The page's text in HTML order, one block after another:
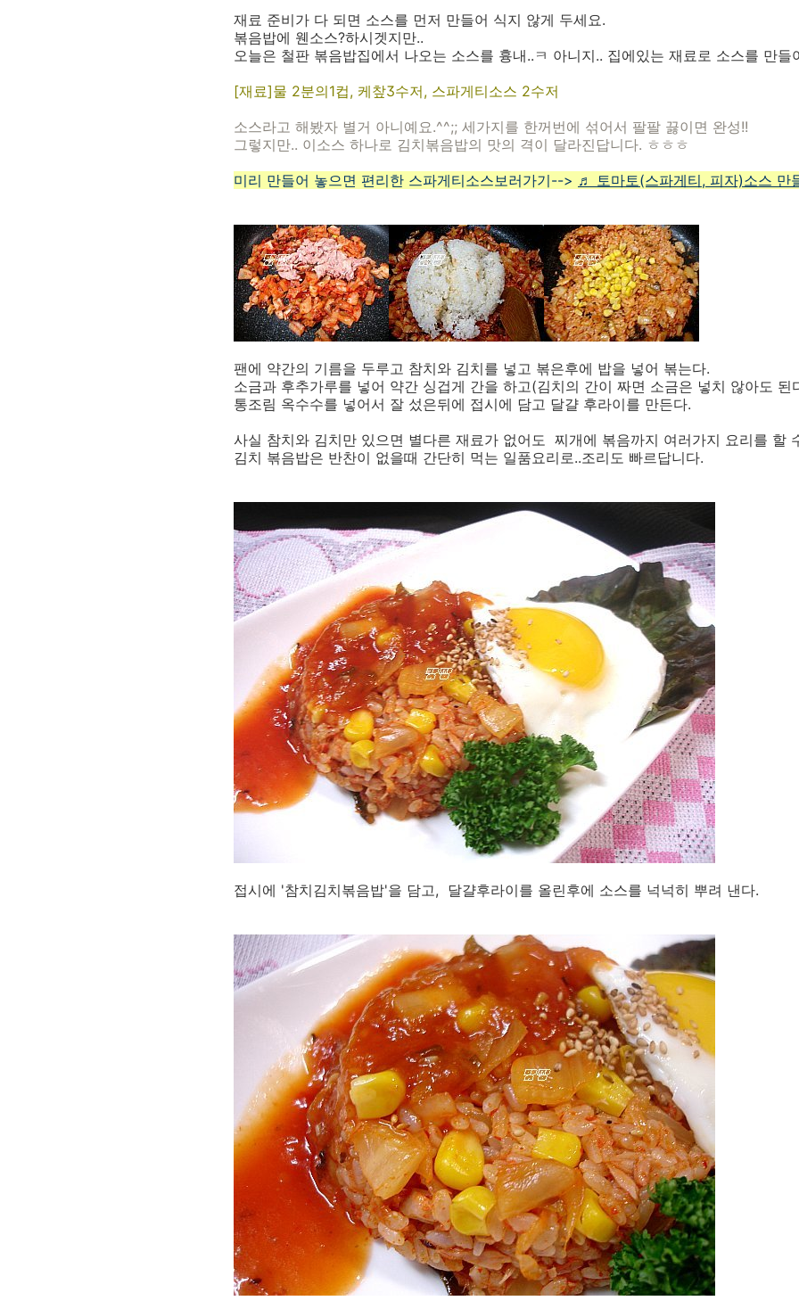
재료 준비가 다 되면 소스를 먼저 만들어 식지 않게 두세요.
볶음밥에 웬소스?하시겟지만..
오늘은 철판 볶음밥집에서 나오는 소스를 흉내..ㅋ 아니지.. 집에있는 재료로 소스를 만들
[재료]물 2분의1컵, 케챂3수저, 스파게티소스 2수저
소스라고 해봤자 별거 아니예요.^^;; 세가지를 한꺼번에 섞어서 팔팔 끓이면 완성!!
그렇지만.. 이소스 하나로 김치볶음밥의 맛의 격이 달라진답니다. ㅎㅎㅎ
미리 만들어 놓으면 편리한 스파게티소스보러가기--> ♬ 토마토(스파게티, 피자)소스 만
팬에 약간의 기름을 두루고 참치와 김치를 넣고 볶은후에 밥을 넣어 볶는다.
소금과 후추가루를 넣어 약간 싱겁게 간을 하고(김치의 간이 짜면 소금은 넣치 않아도 된
통조림 옥수수를 넣어서 잘 섰은뒤에 접시에 담고 달걀 후라이를 만든다.
사실 참치와 김치만 있으면 별다른 재료가 없어도 찌개에 볶음까지 여러가지 요리를 할
김치 볶음밥은 반찬이 없을때 간단히 먹는 일품요리로..조리도 빠르답니다.
접시에 '참치김치볶음밥'을 담고, 달걀후라이를 올린후에 소스를 넉넉히 뿌려 낸다.